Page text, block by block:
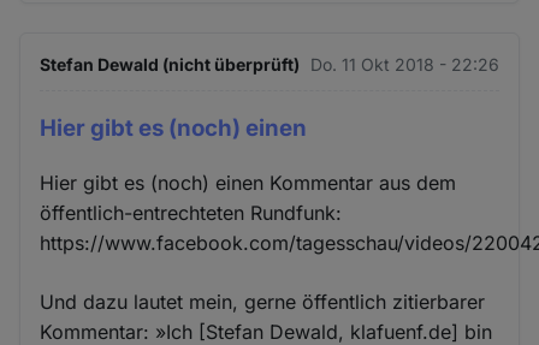
Stefan Dewald (nicht überprüft) Do. 11 Okt 2018 - 22:26
Hier gibt es (noch) einen
Hier gibt es (noch) einen Kommentar aus dem
öffentlich-entrechteten Rundfunk:
https://www.facebook.com/tagesschau/videos/
Und dazu lautet mein, gerne öffentlich zitierbarer
Kommentar: »Ich [Stefan Dewald, klafuenf.de] bin
Cookies